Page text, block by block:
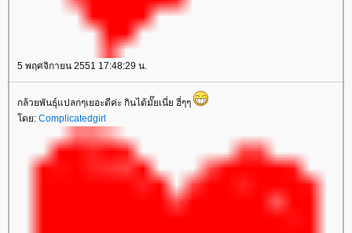
5 พฤศจิกายน 2551 17:48:29 น.
กล้วยพันธุ์แปลกๆเยอะดีค่ะ กินได้มั๊ยเนี่ย ฮี่ๆๆ
โดย: Complicatedgirl